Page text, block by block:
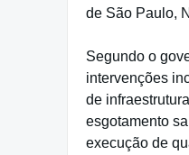
de São Paulo,
Segundo o
intervenções
de
esgotamento
execução de